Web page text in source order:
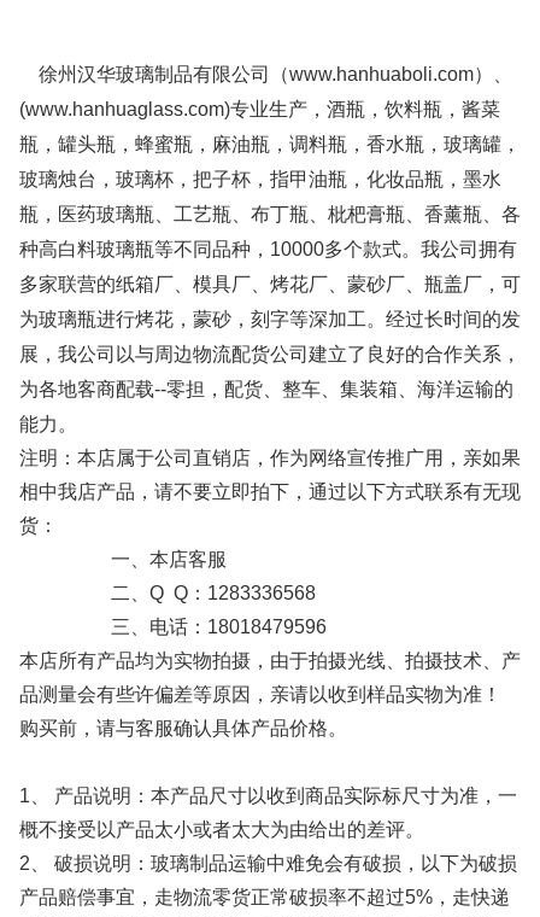
徐州汉华玻璃制品有限公司（www.hanhuaboli.com）、
(www.hanhuaglass.com)专业生产，酒瓶，饮料瓶，酱菜
瓶，罐头瓶，蜂蜜瓶，麻油瓶，调料瓶，香水瓶，玻璃罐，
玻璃烛台，玻璃杯，把子杯，指甲油瓶，化妆品瓶，墨水
瓶，医药玻璃瓶、工艺瓶、布丁瓶、枇杷膏瓶、香薰瓶、各
种高白料玻璃瓶等不同品种，10000多个款式。我公司拥有
多家联营的纸箱厂、模具厂、烤花厂、蒙砂厂、瓶盖厂，可
为玻璃瓶进行烤花，蒙砂，刻字等深加工。经过长时间的发
展，我公司以与周边物流配货公司建立了良好的合作关系，
为各地客商配载--零担，配货、整车、集装箱、海洋运输的
能力。
注明：本店属于公司直销店，作为网络宣传推广用，亲如果
相中我店产品，请不要立即拍下，通过以下方式联系有无现
货：
一、本店客服
二、Q Q：1283336568
三、电话：18018479596
本店所有产品均为实物拍摄，由于拍摄光线、拍摄技术、产
品测量会有些许偏差等原因，亲请以收到样品实物为准！
购买前，请与客服确认具体产品价格。
1、 产品说明：本产品尺寸以收到商品实际标尺寸为准，一
概不接受以产品太小或者太大为由给出的差评。
2、 破损说明：玻璃制品运输中难免会有破损，以下为破损
产品赔偿事宜，走物流零货正常破损率不超过5%，走快递